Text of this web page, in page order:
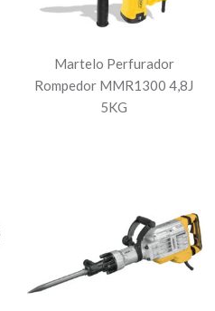
Martelo Perfurador
Rompedor MMR1300 4,8J
5KG